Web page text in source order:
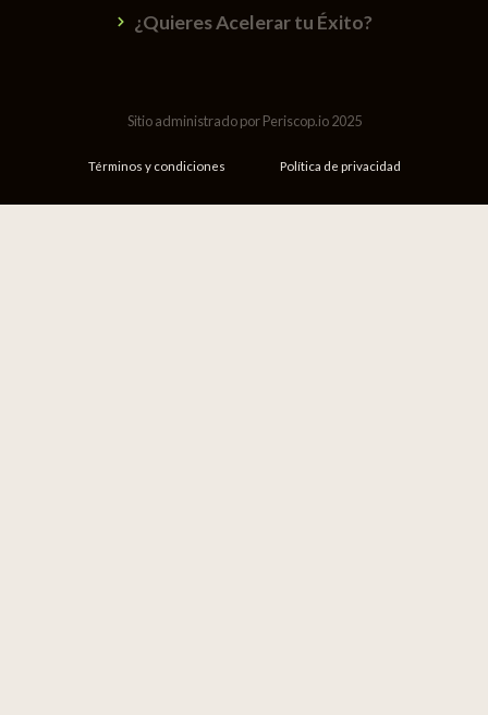
¿Quieres Acelerar tu Éxito?
Sitio administrado por Periscop.io 2025
Términos y condiciones Política de privacidad